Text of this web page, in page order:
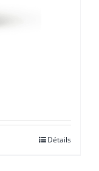
Détails